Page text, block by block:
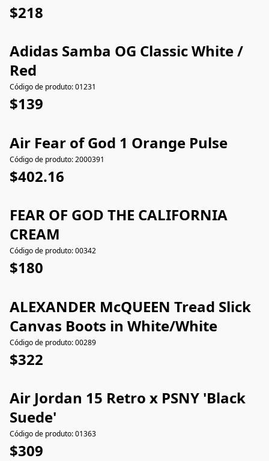
$218
Adidas Samba OG Classic White /
Red
Código de produto: 01231
$139
Air Fear of God 1 Orange Pulse
Código de produto: 2000391
$402.16
FEAR OF GOD THE CALIFORNIA
CREAM
Código de produto: 00342
$180
ALEXANDER McQUEEN Tread Slick
Canvas Boots in White/White
Código de produto: 00289
$322
Air Jordan 15 Retro x PSNY 'Black
Suede'
Código de produto: 01363
$309